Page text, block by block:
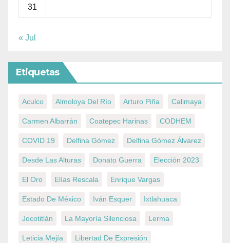
31
« Jul
Etiquetas
Aculco Almoloya Del Río Arturo Piña Calimaya
Carmen Albarrán Coatepec Harinas CODHEM
COVID 19 Delfina Gómez Delfina Gómez Álvarez
Desde Las Alturas Donato Guerra Elección 2023
El Oro Elías Rescala Enrique Vargas
Estado De México Iván Esquer Ixtlahuaca
Jocotitlán La Mayoría Silenciosa Lerma
Leticia Mejía Libertad De Expresión